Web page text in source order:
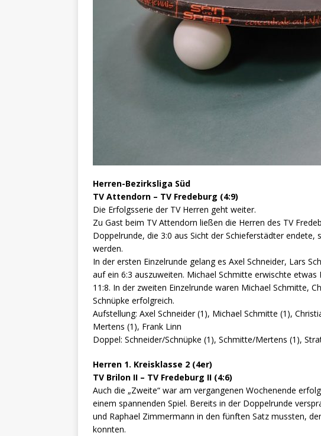
Herren-Bezirksliga Süd
TV Attendorn – TV Fredeburg (4:9)
Die Erfolgsserie der TV Herren geht weiter.
Zu Gast beim TV Attendorn ließen die Herren des TV
Doppelrunde, die 3:0 aus Sicht der Schieferstädter endete,
werden.
In der ersten Einzelrunde gelang es Axel Schneider, Lars
auf ein 6:3 auszuweiten. Michael Schmitte erwischte
11:8. In der zweiten Einzelrunde waren Michael Schmitte,
Schnüpke erfolgreich.
Aufstellung: Axel Schneider (1), Michael Schmitte (1),
Mertens (1), Frank Linn
Doppel: Schneider/Schnüpke (1), Schmitte/Mertens (1),
Herren 1. Kreisklasse 2 (4er)
TV Brilon II – TV Fredeburg II (4:6)
Auch die „Zweite“ war am vergangenen Wochenende
einem spannenden Spiel. Bereits in der Doppelrunde
und Raphael Zimmermann in den fünften Satz mussten,
konnten.